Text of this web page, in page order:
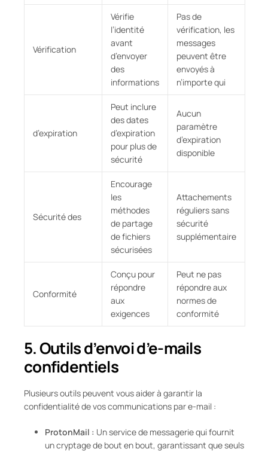
Vérification
Vérifie
l’identité
avant
d’envoyer
des
informations
Pas de
vérification, les
messages
peuvent être
envoyés à
n’importe qui
d’expiration
Peut inclure
des dates
d’expiration
pour plus de
sécurité
Aucun
paramètre
d’expiration
disponible
Sécurité des
Encourage
les
méthodes
de partage
de fichiers
sécurisées
Attachements
réguliers sans
sécurité
supplémentaire
Conformité
Conçu pour
répondre
aux
exigences
Peut ne pas
répondre aux
normes de
conformité
5. Outils d’envoi d’e-mails
confidentiels
Plusieurs outils peuvent vous aider à garantir la
confidentialité de vos communications par e-mail :
ProtonMail : Un service de messagerie qui fournit
un cryptage de bout en bout, garantissant que seuls